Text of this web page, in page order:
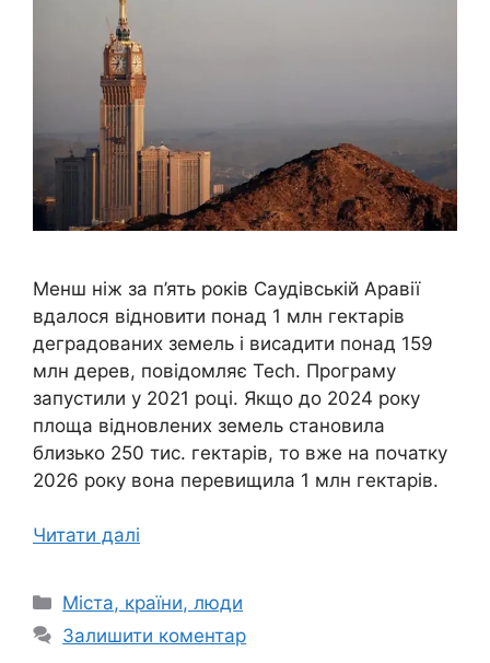
Менш ніж за п’ять років Саудівській Аравії
вдалося відновити понад 1 млн гектарів
деградованих земель і висадити понад 159
млн дерев, повідомляє Tech. Програму
запустили у 2021 році. Якщо до 2024 року
площа відновлених земель становила
близько 250 тис. гектарів, то вже на початку
2026 року вона перевищила 1 млн гектарів.
Читати далі
Категорії
Міста, країни, люди
Залишити коментар